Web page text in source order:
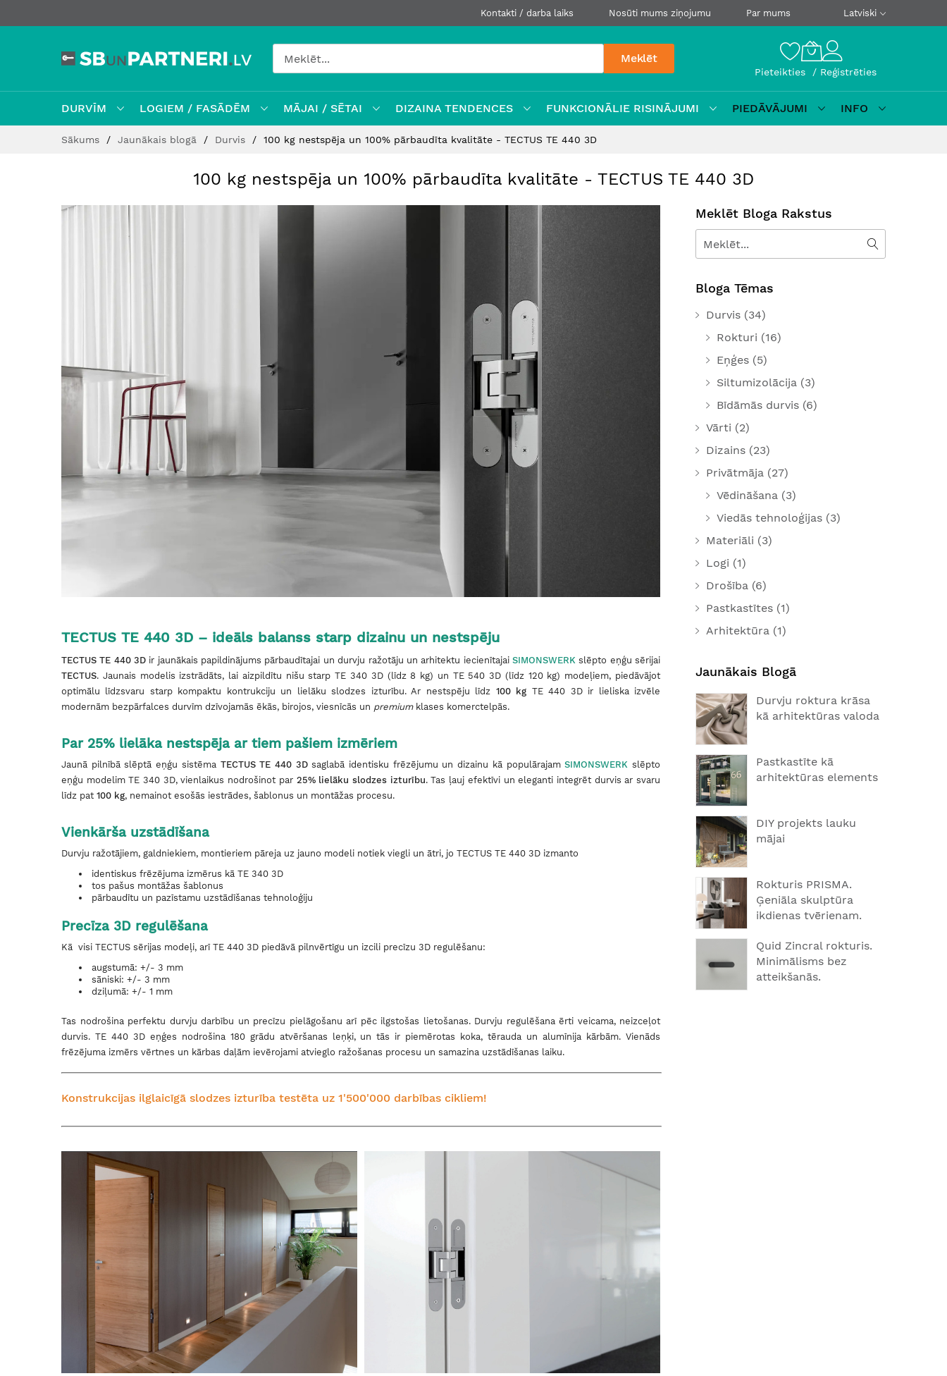
Kontakti / darba laiks Nosūti mums ziņojumu Par mums Latviski
Meklēt
Pieteikties Reģistrēties
DURVĪM LOGIEM / FASĀDĒM MĀJAI / SĒTAI DIZAINA TENDENCES FUNKCIONĀLIE RISINĀJUMI PIEDĀVĀJUMI
INFO
Sākums Jaunākais blogā Durvis 100 kg nestspēja un 100% pārbaudīta kvalitāte - TECTUS TE 440 3D
100 kg nestspēja un 100% pārbaudīta kvalitāte - TECTUS TE 440 3D
TECTUS TE 440 3D – ideāls balanss starp dizainu un nestspēju
TECTUS TE 440 3D ir jaunākais papildinājums pārbaudītajai un durvju ražotāju un arhitektu iecienītajai SIMONSWERK slēpto eņģu sērijai
TECTUS. Jaunais modelis izstrādāts, lai aizpildītu nišu starp TE 340 3D (līdz 8 kg) un TE 540 3D (līdz 120 kg) modeļiem, piedāvājot
optimālu līdzsvaru starp kompaktu kontrukciju un lielāku slodzes izturību. Ar nestspēju līdz 100 kg TE 440 3D ir lieliska izvēle
modernām bezpārfalces durvīm dzīvojamās ēkās, birojos, viesnīcās un premiumklases komerctelpās.
Par 25% lielāka nestspēja ar tiem pašiem izmēriem
Jaunā pilnībā slēptā eņģu sistēma TECTUS TE 440 3Dsaglabā identisku frēzējumu un dizainu kā populārajamSIMONSWERK slēpto
eņģu modelim TE 340 3D, vienlaikus nodrošinot par 25% lielāku slodzes izturību. Tas ļauj efektīvi un eleganti integrēt durvis ar svaru
līdz pat 100 kg, nemainot esošās iestrādes, šablonus un montāžas procesu.
Vienkārša uzstādīšana
Durvju ražotājiem, galdniekiem, montieriem pāreja uz jauno modeli notiek viegli un ātri, jo TECTUS TE 440 3D izmanto
identiskus frēzējuma izmērus kā TE 340 3D
tos pašus montāžas šablonus
pārbaudītu un pazīstamu uzstādīšanas tehnoloģiju
Precīza 3D regulēšana
Kā visi TECTUS sērijas modeļi, arī TE 440 3D piedāvā pilnvērtīgu un izcili precīzu 3D regulēšanu:
augstumā: +/- 3 mm
sāniski: +/- 3 mm
dziļumā: +/- 1 mm
Tas nodrošina perfektu durvju darbību un precīzu pielāgošanu arī pēc ilgstošas lietošanas. Durvju regulēšana ērti veicama, neizceļot
durvis. TE 440 3D eņģes nodrošina 180 grādu atvēršanas leņķi, un tās ir piemērotas koka, tērauda un alumīnija kārbām. Vienāds
frēzējuma izmērs vērtnes un kārbas daļām ievērojami atvieglo ražošanas procesu un samazina uzstādīšanas laiku.
Konstrukcijas ilglaicīgā slodzes izturība testēta uz 1'500'000 darbības cikliem!
Meklēt Bloga Rakstus
Meklēt
Bloga Tēmas
Durvis (34)
Rokturi (16)
Eņģes (5)
Siltumizolācija (3)
Bīdāmās durvis (6)
Vārti (2)
Dizains (23)
Privātmāja (27)
Vēdināšana (3)
Viedās tehnoloģijas (3)
Materiāli (3)
Logi (1)
Drošība (6)
Pastkastītes (1)
Arhitektūra (1)
Jaunākais Blogā
Durvju roktura krāsa
kā arhitektūras valoda
Pastkastīte kā
arhitektūras elements
DIY projekts lauku
mājai
Rokturis PRISMA.
Ģeniāla skulptūra
ikdienas tvērienam.
Quid Zincral rokturis.
Minimālisms bez
atteikšanās.